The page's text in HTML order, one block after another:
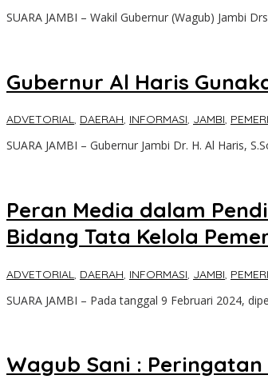
SUARA JAMBI – Wakil Gubernur (Wagub) Jambi
Gubernur Al Haris
ADVETORIAL, DAERAH, INFORMASI, JAMBI,
SUARA JAMBI – Gubernur Jambi Dr. H. Al Haris,
Peran Media dalam
Bidang Tata Kelola
ADVETORIAL, DAERAH, INFORMASI, JAMBI,
SUARA JAMBI – Pada tanggal 9 Februari 2024,
Wagub Sani :